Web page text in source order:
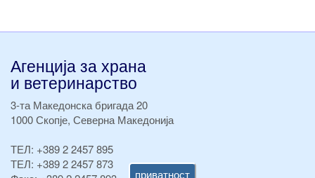
приватност
Агенција за храна
и ветеринарство
3-та Македонска бригада 20
1000 Скопје, Северна Македонија
ТЕЛ: +389 2 2457 895
ТЕЛ: +389 2 2457 873